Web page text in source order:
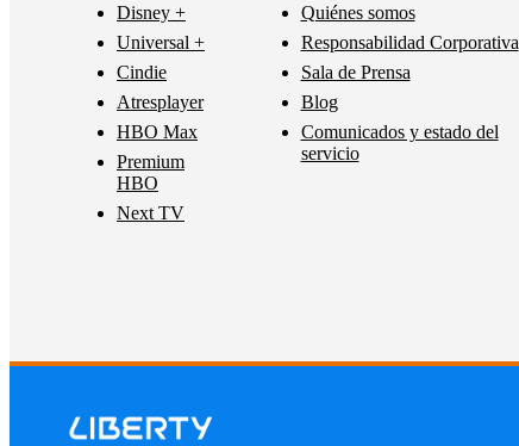
Disney +
Universal +
Cindie
Atresplayer
HBO Max
Premium
HBO
Next TV
Quiénes somos
Responsabilidad Corporativa
Sala de Prensa
Blog
Comunicados y estado del
servicio